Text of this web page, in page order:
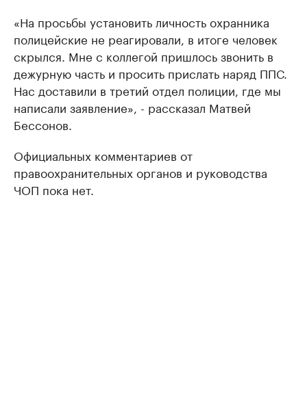
«На просьбы установить личность охранника
полицейские не реагировали, в итоге человек
скрылся. Мне с коллегой пришлось звонить в
дежурную часть и просить прислать наряд ППС.
Нас доставили в третий отдел полиции, где мы
написали заявление», - рассказал Матвей
Бессонов.
Официальных комментариев от
правоохранительных органов и руководства
ЧОП пока нет.